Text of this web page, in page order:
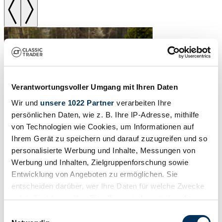
Verantwortungsvoller Umgang mit Ihren Daten
Wir und unsere 1022 Partner verarbeiten Ihre
persönlichen Daten, wie z. B. Ihre IP-Adresse, mithilfe
von Technologien wie Cookies, um Informationen auf
Ihrem Gerät zu speichern und darauf zuzugreifen und so
personalisierte Werbung und Inhalte, Messungen von
Werbung und Inhalten, Zielgruppenforschung sowie
Entwicklung von Angeboten zu ermöglichen. Sie
entscheiden darüber, wer Ihre Daten für welche Zwecke
nutzt. Sie können Ihre Einwilligung jederzeit über die
1992 | BMW M5
1992 BMW M5 E34 – Avus Blue with Nürburgring Package
Estimate